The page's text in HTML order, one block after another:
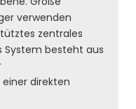
verwenden
zentrales
System besteht aus
direkten